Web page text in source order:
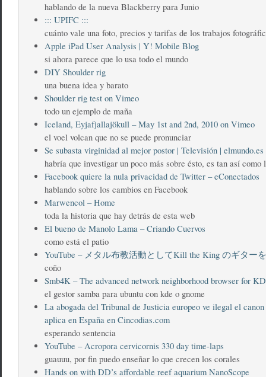
hablando de la nueva Blackberry para Junio
::: UPIFC :::
cuánto vale una foto, precios y tarifas de los trabajos
Apple iPad User Analysis | Y! Mobile Blog
si ahora parece que lo usa todo el mundo
DIY Shoulder rig
una buena idea y barato
Shoulder rig test on Vimeo
todo un ejemplo de maña
Iceland, Eyjafjallajökull – May 1st and 2nd, 2010 on Vimeo
el voel volcan que no se puede pronunciar
Se subasta virginidad al mejor postor | Televisión | elmundo.es
habría que investigar un poco más sobre ésto, es tan así como
Facebook quiere la nula privacidad de Twitter – eConectados
hablando sobre los cambios en Facebook
Marwencol – Home
toda la historia que hay detrás de esta web
El bueno de Manolo Lama – Criando Cuervos
como está el patio
YouTube – メタル布教活動としてKill the King のギター
coño
Smb4K – The advanced network neighborhood browser for
el gestor samba para ubuntu con kde o gnome
La abogada del Tribunal de Justicia europeo ve ilegal el
aplica en España en Cincodias.com
esperando sentencia
YouTube – Acropora cervicornis 330 day time-laps
guauuu, por fin puedo enseñar lo que crecen los corales
Hands on with DD’s affordable reef aquarium NanoScope